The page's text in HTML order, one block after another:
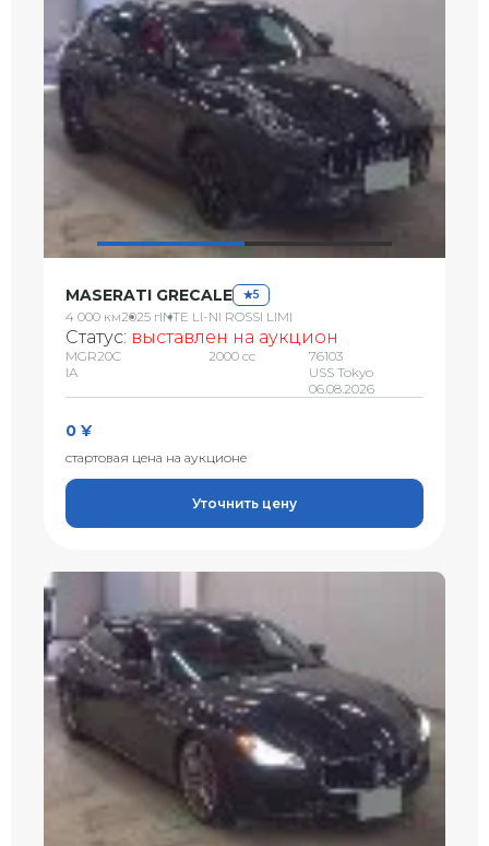
MASERATI GRECALE 5
4 000 км2025 гINTE LI-NI ROSSI LIMI
Статус: выставлен на аукцион
MGR20C
IA
2000 сс
76103
USS Tokyo
06.08.2026
0 ¥
стартовая цена на аукционе
Уточнить цену